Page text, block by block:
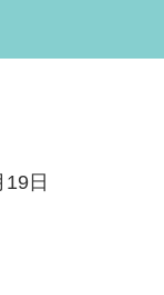
19日